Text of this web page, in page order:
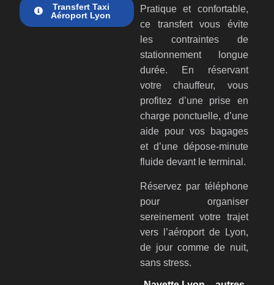
Transfert Taxi
Aéroport Lyon
Pratique et confortable,
ce transfert vous évite
les contraintes de
stationnement longue
durée. En réservant
votre chauffeur, vous
profitez d’une prise en
charge ponctuelle, d’une
aide pour vos bagages
et d’une dépose-minute
fluide devant le terminal.
Réservez par téléphone
pour organiser
sereinement votre trajet
vers l’aéroport de Lyon,
de jour comme de nuit,
sans stress.